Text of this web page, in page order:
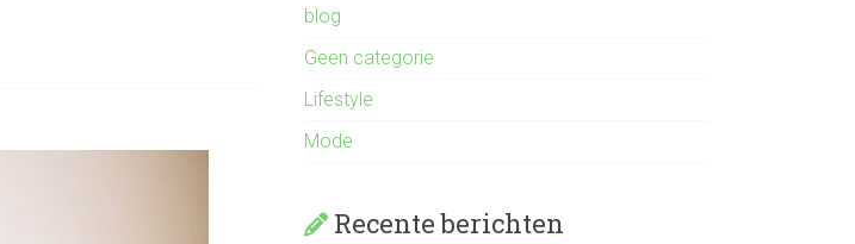
blog
Geen categorie
Lifestyle
Mode
Recente berichten